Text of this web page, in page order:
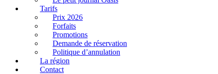
Tarifs
Prix 2026
Forfaits
Promotions
Demande de réservation
Politique d’annulation
La région
Contact